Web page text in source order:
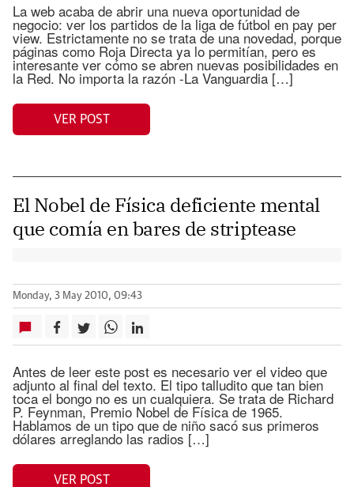
La web acaba de abrir una nueva oportunidad de
negocio: ver los partidos de la liga de fútbol en pay per
view. Estrictamente no se trata de una novedad, porque
páginas como Roja Directa ya lo permitían, pero es
interesante ver cómo se abren nuevas posibilidades en
la Red. No importa la razón -La Vanguardia […]
VER POST
El Nobel de Física deficiente mental
que comía en bares de striptease
Monday, 3 May 2010, 09:43
Antes de leer este post es necesario ver el video que
adjunto al final del texto. El tipo talludito que tan bien
toca el bongo no es un cualquiera. Se trata de Richard
P. Feynman, Premio Nobel de Física de 1965.
Hablamos de un tipo que de niño sacó sus primeros
dólares arreglando las radios […]
VER POST